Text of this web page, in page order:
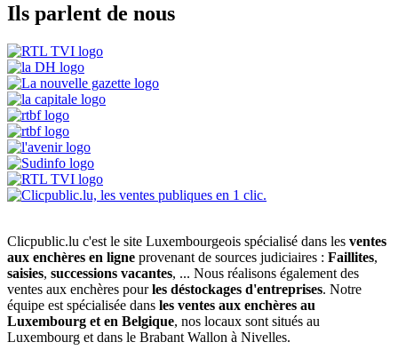
Ils parlent de nous
Clicpublic.lu c'est le site Luxembourgeois spécialisé dans les ventes
aux enchères en ligne provenant de sources judiciaires : Faillites,
saisies, successions vacantes, ... Nous réalisons également des
ventes aux enchères pourles déstockages d'entreprises. Notre
équipe est spécialisée dans les ventes aux enchères au
Luxembourg et en Belgique, nos locaux sont situés au
Luxembourg et dans le Brabant Wallon à Nivelles.